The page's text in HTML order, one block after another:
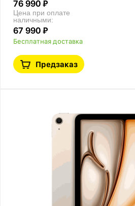
76 990 ₽
Цена при оплате
наличными:
67 990 ₽
Бесплатная доставка
Предзаказ